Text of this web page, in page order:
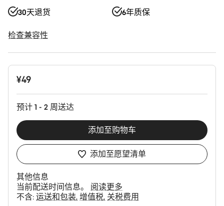
30天退货 6年质保
检查兼容性
产
¥49
预计 1 - 2 周送达
添加至购物车
添加至愿望清单
其他信息
当前配送时间信息。 阅读更多
不含: 运送和包装 增值税 关税费用